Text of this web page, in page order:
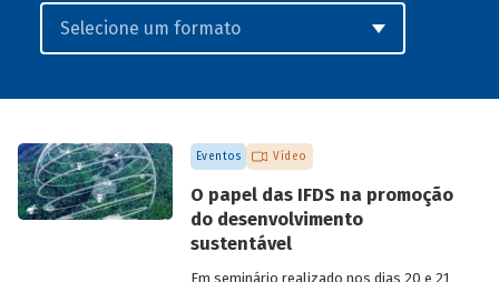
Eventos Vídeo
O papel das IFDS na promoção
do desenvolvimento
sustentável
Em seminário realizado nos dias 20 e 21